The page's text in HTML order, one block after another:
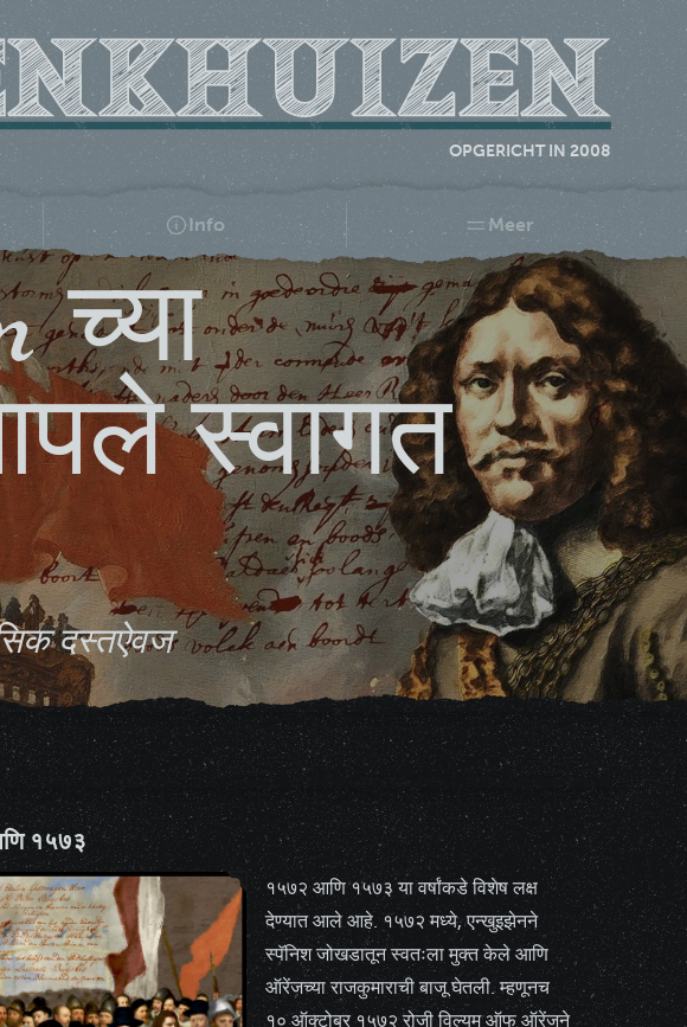
OPGERICHT IN 2008
Info Meer
च्या
स्वागत
दस्तऐवज
१५७३
१५७२ आणि १५७३ या वर्षांकडे विशेष लक्ष
देण्यात आले आहे. १५७२ मध्ये, एन्खुइझेनने
स्पॅनिश जोखडातून स्वतःला मुक्त केले आणि
ऑरेंजच्या राजकुमाराची बाजू घेतली. म्हणूनच
१० ऑक्टोबर १५७२ रोजी विल्यम ऑफ ऑरेंजने